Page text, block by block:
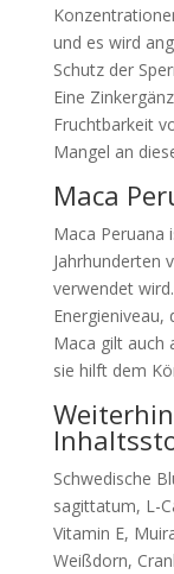
und es wird
Schutz der
Eine
Fruchtbarkeit
Mangel an
Maca
Maca Peruana
Jahrhunderten
verwendet
Energieniveau,
Maca gilt auch
sie hilft dem
Schwedische
sagittatum, L-
Vitamin E,
Weißdorn,